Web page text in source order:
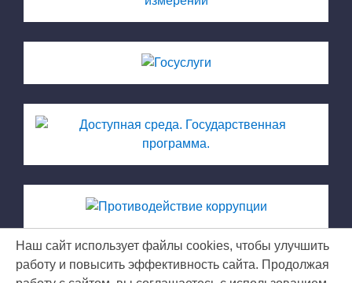
Наш сайт использует файлы cookies, чтобы улучшить
работу и повысить эффективность сайта. Продолжая